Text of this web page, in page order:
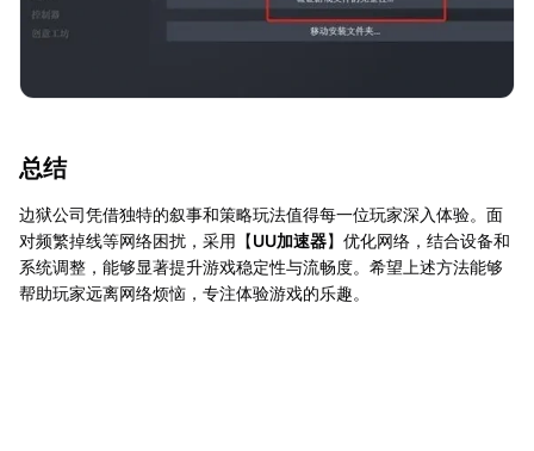
总结
边狱公司凭借独特的叙事和策略玩法值得每一位玩家深入体验。面
对频繁掉线等网络困扰，采用【UU加速器】优化网络，结合设备和
系统调整，能够显著提升游戏稳定性与流畅度。希望上述方法能够
帮助玩家远离网络烦恼，专注体验游戏的乐趣。